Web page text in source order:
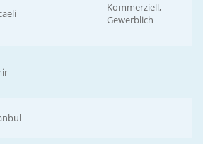
Kommerziell,
Gewerblich